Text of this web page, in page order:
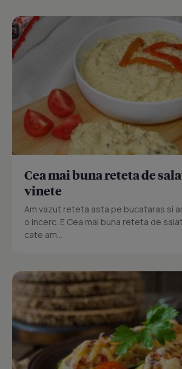
Cea mai buna reteta de
vinete
Am vazut reteta asta pe bucataras si
o incerc. E Cea mai buna reteta de
cate am...